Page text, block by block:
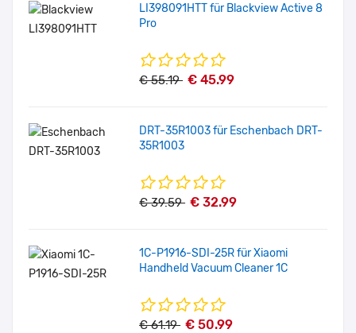
LI398091HTT für Blackview Active 8
Pro
€ 55.19 € 45.99
DRT-35R1003 für Eschenbach DRT-
35R1003
€ 39.59 € 32.99
1C-P1916-SDI-25R für Xiaomi
Handheld Vacuum Cleaner 1C
€ 61.19 € 50.99